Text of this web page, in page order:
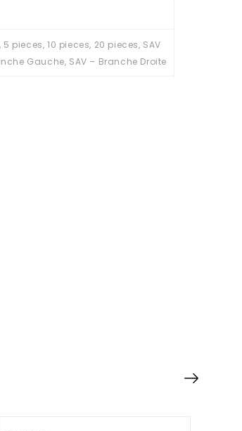
5 pieces, 10 pieces, 20 pieces, SAV
Gauche, SAV – Branche Droite